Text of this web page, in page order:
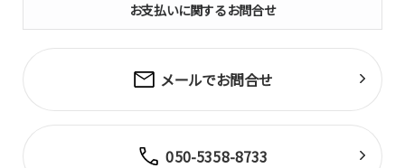
お支払いに関するお問合せ
メールでお問合せ
050-5358-8733